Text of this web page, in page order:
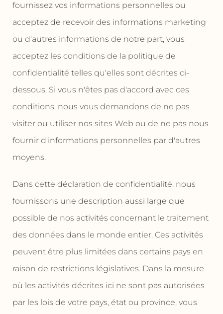
fournissez vos informations personnelles ou
acceptez de recevoir des informations marketing
ou d'autres informations de notre part, vous
acceptez les conditions de la politique de
confidentialité telles qu'elles sont décrites ci-
dessous. Si vous n'êtes pas d'accord avec ces
conditions, nous vous demandons de ne pas
visiter ou utiliser nos sites Web ou de ne pas nous
fournir d'informations personnelles par d'autres
moyens.
Dans cette déclaration de confidentialité, nous
fournissons une description aussi large que
possible de nos activités concernant le traitement
des données dans le monde entier. Ces activités
peuvent être plus limitées dans certains pays en
raison de restrictions législatives. Dans la mesure
où les activités décrites ici ne sont pas autorisées
par les lois de votre pays, état ou province, vous